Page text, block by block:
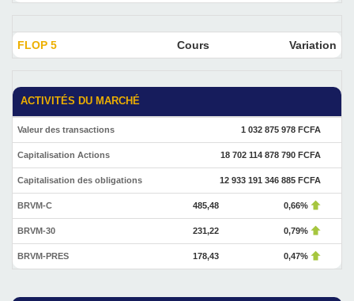
FLOP 5 Cours Variation
ACTIVITÉS DU MARCHÉ
Valeur des transactions 1 032 875 978 FCFA
Capitalisation Actions 18 702 114 878 790 FCFA
Capitalisation des obligations 12 933 191 346 885 FCFA
BRVM-C 485,48 0,66%
BRVM-30 231,22 0,79%
BRVM-PRES 178,43 0,47%